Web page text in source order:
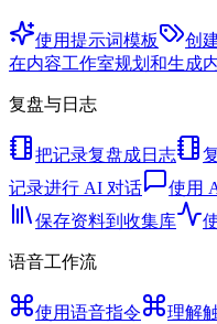
使用提示词模板 创
在内容工作室规划和生成
复盘与日志
把记录复盘成日志
记录进行 AI 对话
使用
保存资料到收集库
语音工作流
使用语音指令 理解